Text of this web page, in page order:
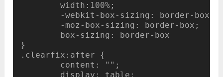
	width:100%;
        -moz-box-sizing: border-box;
        box-sizing: border-box
}
.clearfix:after {